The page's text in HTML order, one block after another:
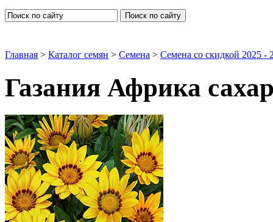
Поиск по сайту
Главная > Каталог семян > Семена > Семена со скидкой 2025 -
Газания Африка
Семена цветов